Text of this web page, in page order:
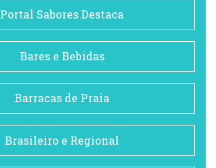
Portal Sabores Destaca
Bares e Bebidas
Barracas de Praia
Brasileiro e Regional